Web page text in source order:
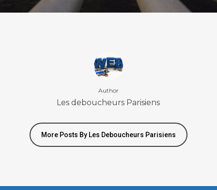
Author
Les deboucheurs Parisiens
More Posts By Les Deboucheurs Parisiens